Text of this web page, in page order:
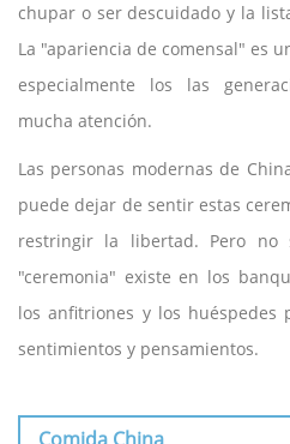
chupar o ser descuidado y la
La "apariencia de comensal" es
especialmente los las
mucha atención.
Las personas modernas de
puede dejar de sentir estas
restringir la libertad. Pero no
"ceremonia" existe en los
los anfitriones y los huéspedes
sentimientos y pensamientos.